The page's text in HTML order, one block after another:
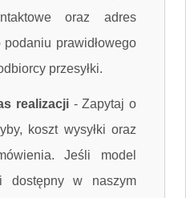
oraz adres
prawidłowego
przesyłki.
realizacji-Zapytaj o
koszt wysyłki oraz
Jeśli model
dostępny w naszym